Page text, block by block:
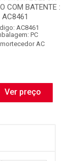
COM BATENTE :
AC8461
AC8461
PC
AC
Ver preço